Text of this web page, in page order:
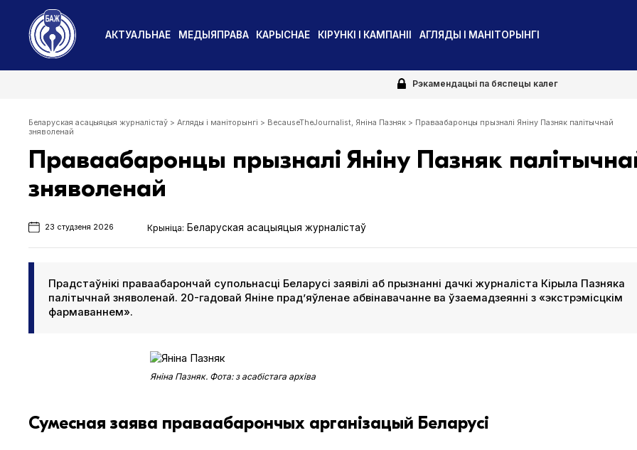
АКТУАЛЬНАЕ МЕДЫЯПРАВА КАРЫСНАЕ КІРУНКІ І КАМПАНІІ АГЛЯДЫ І МАНІТОРЫНГІ
Рэкамендацыі па бяспецы калег
Беларуская асацыяцыя журналістаў >Агляды і маніторынгі > BecauseTheJournalist Яніна Пазняк > Праваабаронцы прызналі Яніну Пазняк палітычнай
зняволенай
Праваабаронцы прызналі Яніну Пазняк
зняволенай
23 студзеня 2026 Крыніца: Беларуская асацыяцыя журналістаў
Прадстаўнікі праваабарончай супольнасці Беларусі заявілі аб прызнанні дачкі журналіста Кірыла Пазняка
палітычнай зняволенай. 20-гадовай Яніне прад’яўленае абвінавачанне ва ўзаемадзеянні з «экстрэмісцкім
фармаваннем».
Яніна Пазняк. Фота: з асабістага архіва
Сумесная заява праваабарончых арганізацый Беларусі